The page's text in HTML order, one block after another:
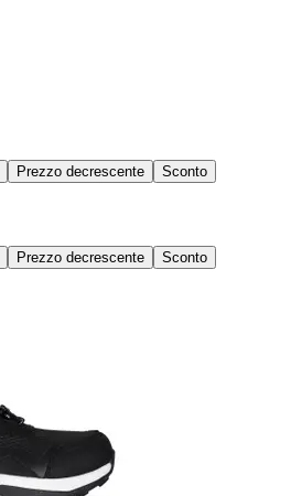
Prezzo decrescente Sconto
Prezzo decrescente Sconto